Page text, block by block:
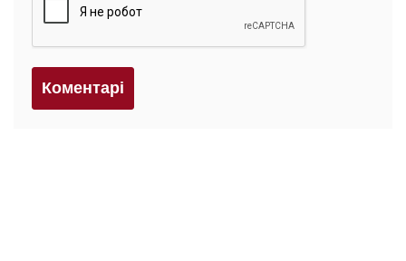
Коментарi